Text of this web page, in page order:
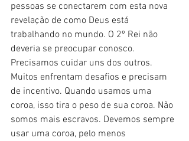
pessoas se conectarem com esta nova
revelação de como Deus está
trabalhando no mundo. O 2º Rei não
deveria se preocupar conosco.
Precisamos cuidar uns dos outros.
Muitos enfrentam desafios e precisam
de incentivo. Quando usamos uma
coroa, isso tira o peso de sua coroa. Não
somos mais escravos. Devemos sempre
usar uma coroa, pelo menos